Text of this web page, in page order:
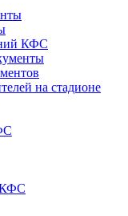
КФС
на стадионе
КФС